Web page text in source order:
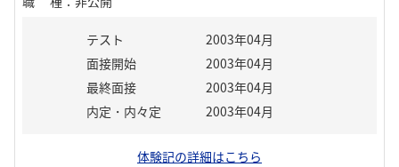
テスト
2003年04月
面接開始
2003年04月
最終面接
2003年04月
内定・内々定
2003年04月
体験記の詳細はこちら